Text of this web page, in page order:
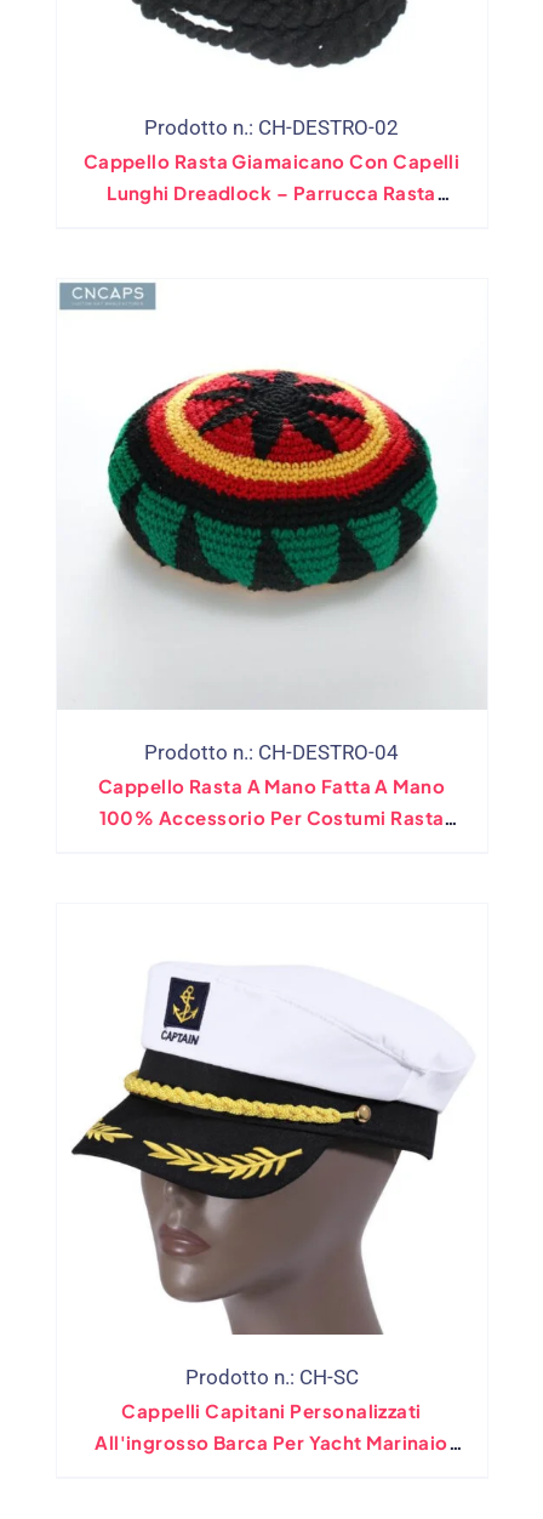
Prodotto n.: CH-DESTRO-02
Cappello Rasta Giamaicano Con Capelli
Lunghi Dreadlock – Parrucca Rasta
Prodotto n.: CH-DESTRO-04
Cappello Rasta A Mano Fatta A Mano
100% Accessorio Per Costumi Rasta
Prodotto n.: CH-SC
Cappelli Capitani Personalizzati
All'ingrosso Barca Per Yacht Marinaio